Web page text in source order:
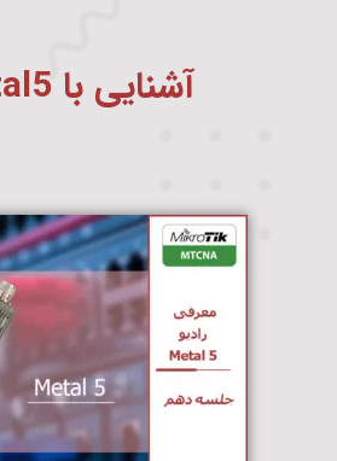
آشنایی با Metal5